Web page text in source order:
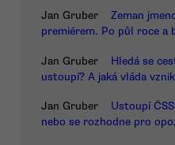
Jan Gruber
Zeman
premiérem. Po půl roce a
Jan Gruber
Hledá se
ustoupí? A jaká vláda
Jan Gruber
Ustoupí
nebo se rozhodne pro